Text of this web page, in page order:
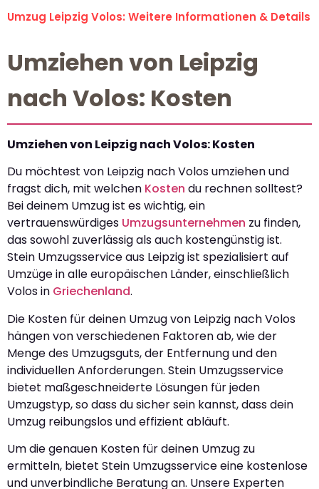
Umzug Leipzig Volos: Weitere Informationen & Details
Umziehen von Leipzig
nach Volos: Kosten
Umziehen von Leipzig nach Volos: Kosten
Du möchtest von Leipzig nach Volos umziehen und
fragst dich, mit welchen Kosten du rechnen solltest?
Bei deinem Umzug ist es wichtig, ein
vertrauenswürdiges Umzugsunternehmen zu finden,
das sowohl zuverlässig als auch kostengünstig ist.
Stein Umzugsservice aus Leipzig ist spezialisiert auf
Umzüge in alle europäischen Länder, einschließlich
Volos in Griechenland.
Die Kosten für deinen Umzug von Leipzig nach Volos
hängen von verschiedenen Faktoren ab, wie der
Menge des Umzugsguts, der Entfernung und den
individuellen Anforderungen. Stein Umzugsservice
bietet maßgeschneiderte Lösungen für jeden
Umzugstyp, so dass du sicher sein kannst, dass dein
Umzug reibungslos und effizient abläuft.
Um die genauen Kosten für deinen Umzug zu
ermitteln, bietet Stein Umzugsservice eine kostenlose
und unverbindliche Beratung an. Unsere Experten